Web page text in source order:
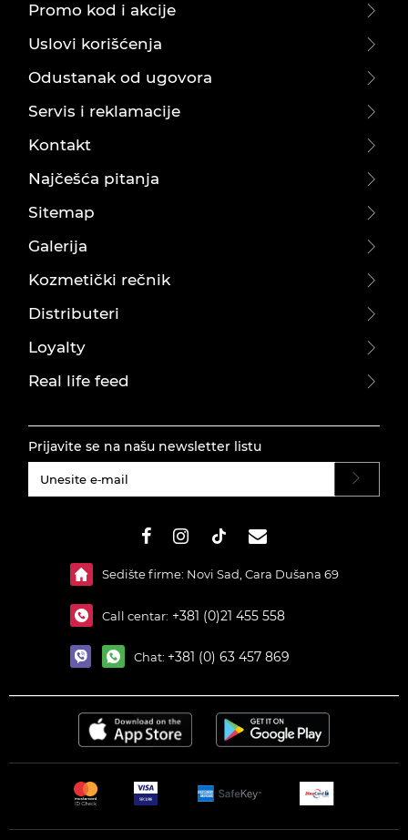
Promo kod i akcije
Uslovi korišćenja
Odustanak od ugovora
Servis i reklamacije
Kontakt
Najčešća pitanja
Sitemap
Galerija
Kozmetički rečnik
Distributeri
Loyalty
Real life feed
Prijavite se na našu newsletter listu
Sedište firme: Novi Sad, Cara Dušana 69
Call centar: +381 (0)21 455 558
Chat: +381 (0) 63 457 869